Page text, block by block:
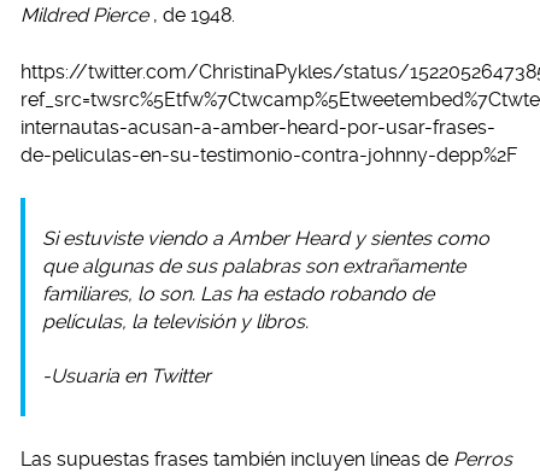
Mildred Pierce , de 1948.
https://twitter.com/ChristinaPykles/status/
internautas-acusan-a-amber-heard-por-usar-frases-
de-peliculas-en-su-testimonio-contra-johnny-depp%2F
Si estuviste viendo a Amber Heard y sientes como
que algunas de sus palabras son extrañamente
familiares, lo son. Las ha estado robando de
películas, la televisión y libros.
-Usuaria en Twitter
Las supuestas frases también incluyen líneas de Perros